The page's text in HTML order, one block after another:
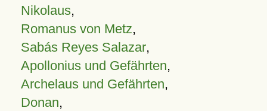
Nikolaus,
Romanus von Metz,
Sabás Reyes Salazar,
Apollonius und Gefährten,
Archelaus und Gefährten,
Donan,